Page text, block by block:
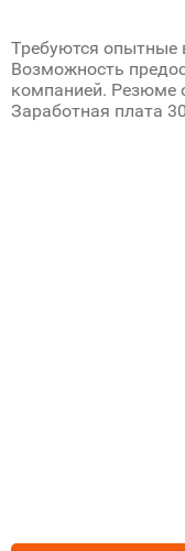
Требуются опытные
Возможность
компанией. Резюме
Заработная плата